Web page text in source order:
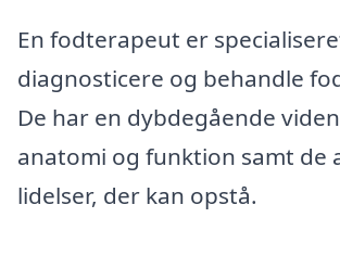
En fodterapeut er
diagnosticere og behandle
De har en dybdegående
anatomi og funktion samt de
lidelser, der kan opstå.